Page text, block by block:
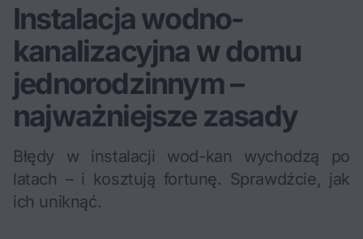
Instalacja wodno-
kanalizacyjna w domu
jednorodzinnym –
najważniejsze zasady
Błędy w instalacji wod-kan wychodzą po
latach – i kosztują fortunę. Sprawdźcie, jak
ich uniknąć.